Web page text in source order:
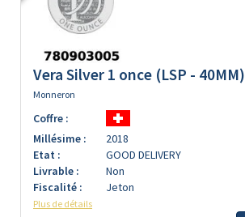
Vera Silver 1 once (LSP - 40MM)
Monneron
Coffre :
Millésime :
2018
Etat :
GOOD DELIVERY
Livrable :
Non
Fiscalité :
Jeton
Plus de détails